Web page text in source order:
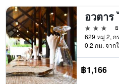
3 ดาว
629 หมู่ 2, ก
0.2 กม. จาก
฿1,166